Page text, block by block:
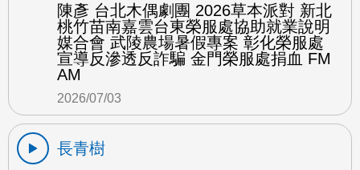
陳彥 台北木偶劇團 2026草本派對 新北
桃竹苗南嘉雲台東榮服處協助就業說明
媒合會 武陵農場暑假專案 彰化榮服處
宣導反滲透反詐騙 金門榮服處捐血 FM
AM
2026/07/03
長青樹